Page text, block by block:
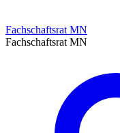
Fachschaftsrat MN
Fachschaftsrat MN